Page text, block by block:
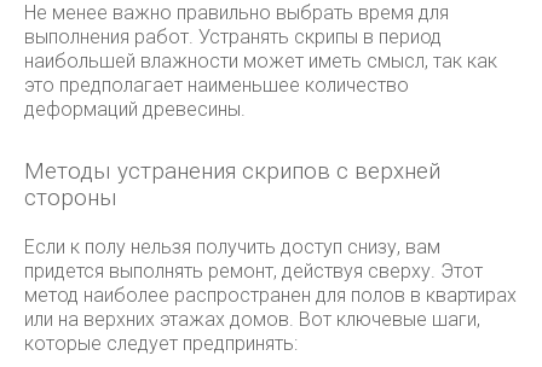
Не менее важно правильно выбрать время для
выполнения работ. Устранять скрипы в период
наибольшей влажности может иметь смысл, так как
это предполагает наименьшее количество
деформаций древесины.
Методы устранения скрипов с верхней
стороны
Если к полу нельзя получить доступ снизу, вам
придется выполнять ремонт, действуя сверху. Этот
метод наиболее распространен для полов в квартирах
или на верхних этажах домов. Вот ключевые шаги,
которые следует предпринять: